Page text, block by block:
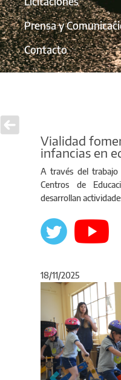
Prensa y
Contacto
Vialidad
infancias en
A través del trabajo
Centros de
desarrollan
18/11/2025
Anterior